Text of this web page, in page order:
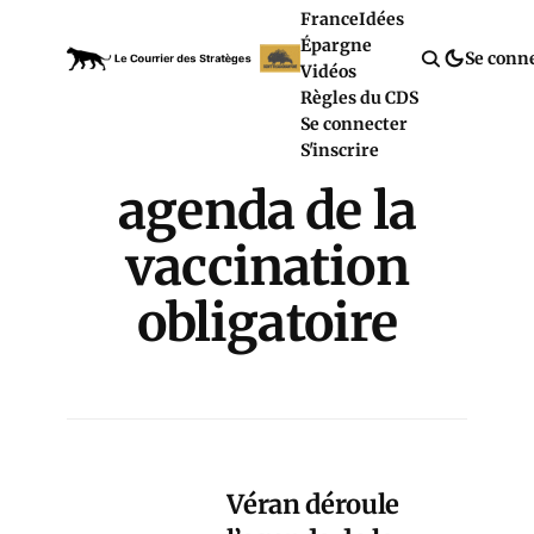
FranceIdées
Épargne
Vidéos
Règles du CDS
Se connecter
S'inscrire
Se
agenda de la
vaccination
obligatoire
Véran déroule